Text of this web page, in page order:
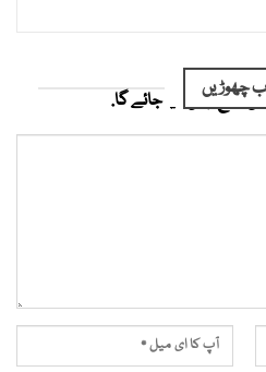
چھوڑیں
شائع نہیں کیا جائے گا.